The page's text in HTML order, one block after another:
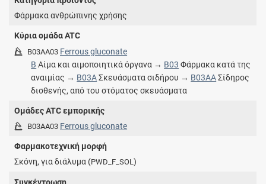
Φάρμακα ανθρώπινης χρήσης
Κύρια ομάδα ATC
B03AA03 Ferrous gluconate
B Αίμα και αιμοποιητικά όργανα → B03 Φάρμακα κατά της
αναιμίας → B03AΣκευάσματα σιδήρου → B03AAΣίδηρος
δισθενής, από του στόματος σκευάσματα
Ομάδες ATC εμπορικής
B03AA03 Ferrous gluconate
Φαρμακοτεχνική μορφή
Σκόνη, για διάλυμα (PWD_F_SOL)
Συγκέντρωση